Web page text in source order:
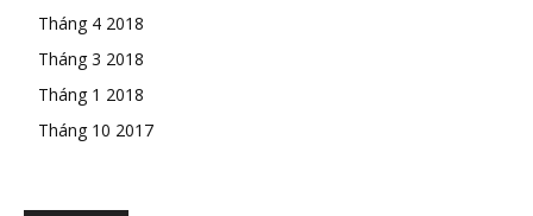
Tháng 4 2018
Tháng 3 2018
Tháng 1 2018
Tháng 10 2017